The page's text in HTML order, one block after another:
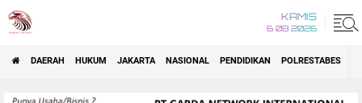
KAMIS
6 08 2026
DAERAH HUKUM JAKARTA NASIONAL PENDIDIKAN POLRESTABES